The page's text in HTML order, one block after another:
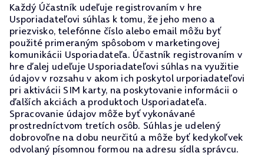
Každý Účastník udeľuje registrovaním v hre
Usporiadateľovi súhlas k tomu, že jeho meno a
priezvisko, telefónne číslo alebo email môžu byť
použité primeraným spôsobom v marketingovej
komunikácii Usporiadateľa. Účastník registrovaním v
hre ďalej udeľuje Usporiadateľovi súhlas na využitie
údajov v rozsahu v akom ich poskytol urporiadateľovi
pri aktivácii SIM karty, na poskytovanie informácii o
ďalších akciách a produktoch Usporiadateľa.
Spracovanie údajov môže byť vykonávané
prostredníctvom tretích osôb. Súhlas je udelený
dobrovoľne na dobu neurčitú a môže byť kedykoľvek
odvolaný písomnou formou na adresu sídla správcu.